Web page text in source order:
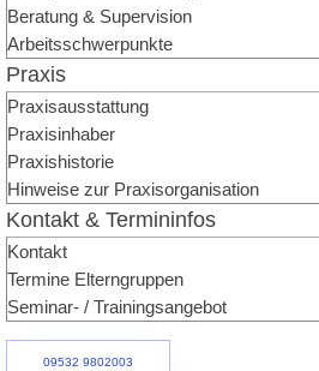
Beratung & Supervision
Arbeitsschwerpunkte
Praxis
Praxisausstattung
Praxisinhaber
Praxishistorie
Hinweise zur Praxisorganisation
Kontakt & Termininfos
Kontakt
Termine Elterngruppen
Seminar- / Trainingsangebot
09532 9802003